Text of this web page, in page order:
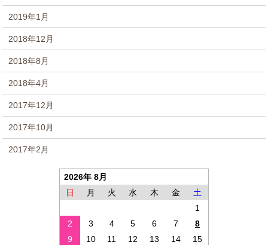
2019年1月
2018年12月
2018年8月
2018年4月
2017年12月
2017年10月
2017年2月
2026年 8月
日
月 火 水 木 金
土
1
2
3 4 5 6 7
8
9
10 11 12 13 14
15